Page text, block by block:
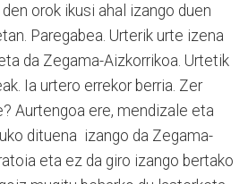
orok ikusi ahal izango duen
Paregabea. Urterik urte izena
da Zegama-Aizkorrikoa. Urtetik
Ia urtero errekor berria. Zer
Aurtengoa ere, mendizale eta
dituena izango da Zegama-
eta ez da giro izango bertako